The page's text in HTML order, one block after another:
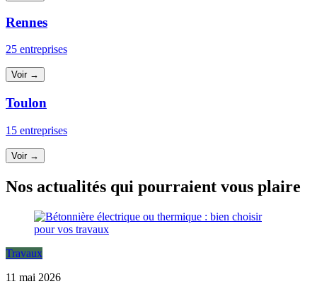
Rennes
25 entreprises
Voir →
Toulon
15 entreprises
Voir →
Nos actualités qui pourraient vous plaire
Travaux
11 mai 2026